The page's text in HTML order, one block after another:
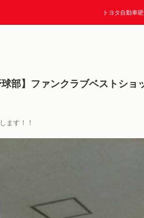
トヨタ自動車
球部】ファンクラブベストショ
ます！！